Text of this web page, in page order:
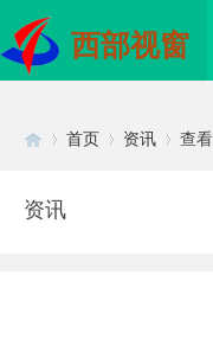
西部视窗
首页 资讯 查
资讯